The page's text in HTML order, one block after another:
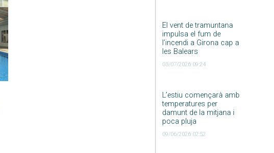
El vent de tramuntana
impulsa el fum de
l’incendi a Girona cap a
les Balears
03/07/2026 09:24
L’estiu començarà amb
temperatures per
damunt de la mitjana i
poca pluja
09/06/2026 02:52